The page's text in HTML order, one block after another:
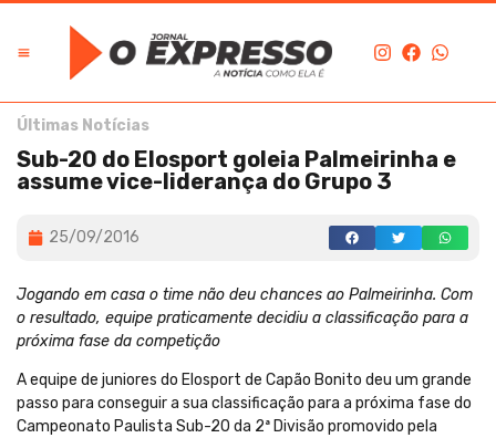
Últimas Notícias
Sub-20 do Elosport goleia Palmeirinha e
assume vice-liderança do Grupo 3
25/09/2016
Jogando em casa o time não deu chances ao Palmeirinha. Com
o resultado, equipe praticamente decidiu a classificação para a
próxima fase da competição
A equipe de juniores do Elosport de Capão Bonito deu um grande
passo para conseguir a sua classificação para a próxima fase do
Campeonato Paulista Sub-20 da 2ª Divisão promovido pela